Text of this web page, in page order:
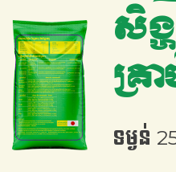
សិង្
គ្រ
ទម្ងន់